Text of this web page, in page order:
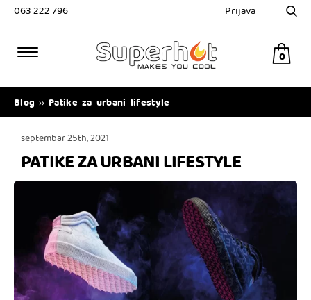
063 222 796 Prijava
Blog ›› Patike za urbani lifestyle
septembar 25th, 2021
PATIKE ZA URBANI LIFESTYLE
0